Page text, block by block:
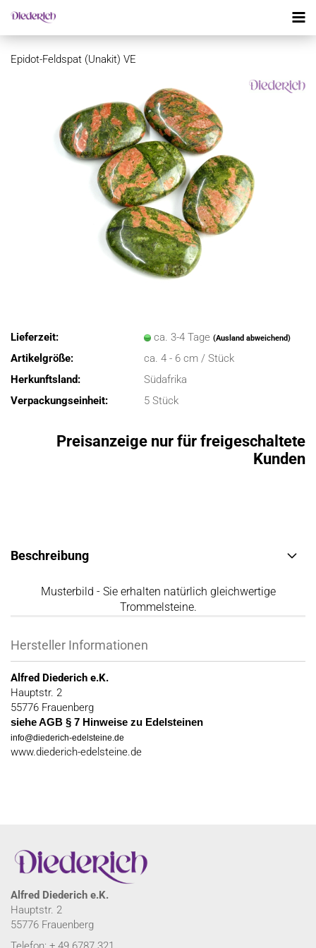
Epidot-Feldspat (Unakit) VE
Lieferzeit: ca. 3-4 Tage(Ausland abweichend)
Artikelgröße:
ca. 4 - 6 cm / Stück
Herkunftsland:
Südafrika
Verpackungseinheit:
5 Stück
Preisanzeige nur für freigeschaltete
Kunden
Beschreibung
Musterbild - Sie erhalten natürlich gleichwertige
Trommelsteine.
Hersteller Informationen
Alfred Diederich e.K.
Hauptstr. 2
55776 Frauenberg
siehe AGB § 7 Hinweise zu Edelsteinen
info@diederich-edelsteine.de
www.diederich-edelsteine.de
Alfred Diederich e.K.
Hauptstr. 2
55776 Frauenberg